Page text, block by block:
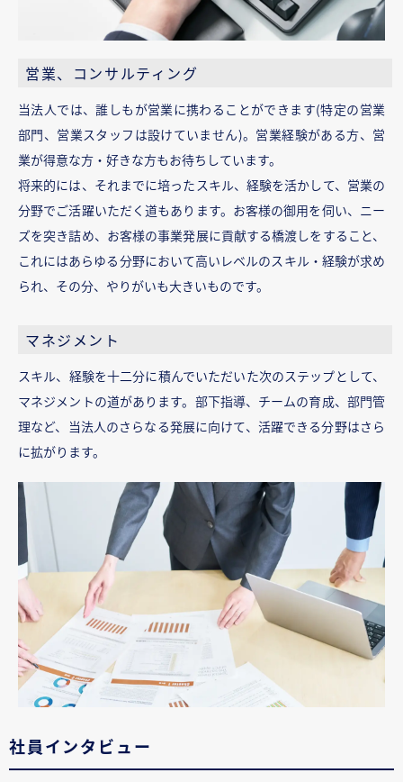
営業、コンサルティング
当法人では、誰しもが営業に携わることができます(特定の営業
部門、営業スタッフは設けていません)。営業経験がある方、営
業が得意な方・好きな方もお待ちしています。
将来的には、それまでに培ったスキル、経験を活かして、営業の
分野でご活躍いただく道もあります。お客様の御用を伺い、ニー
ズを突き詰め、お客様の事業発展に貢献する橋渡しをすること、
これにはあらゆる分野において高いレベルのスキル・経験が求め
られ、その分、やりがいも大きいものです。
マネジメント
スキル、経験を十二分に積んでいただいた次のステップとして、
マネジメントの道があります。部下指導、チームの育成、部門管
理など、当法人のさらなる発展に向けて、活躍できる分野はさら
に拡がります。
社員インタビュー